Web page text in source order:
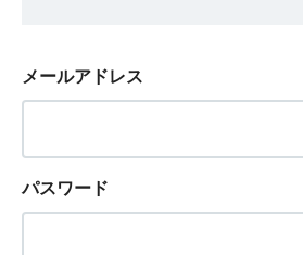
メールアドレス
パスワード